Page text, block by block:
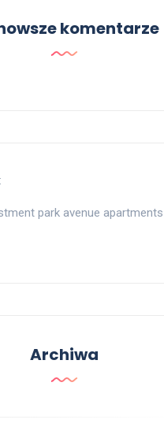
komentarze
park avenue apartments
Archiwa